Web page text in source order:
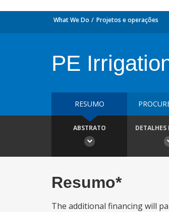
What We Do Projetos e operações
PE
RESUMO
ABSTRATO
Resumo*
The additional financing will